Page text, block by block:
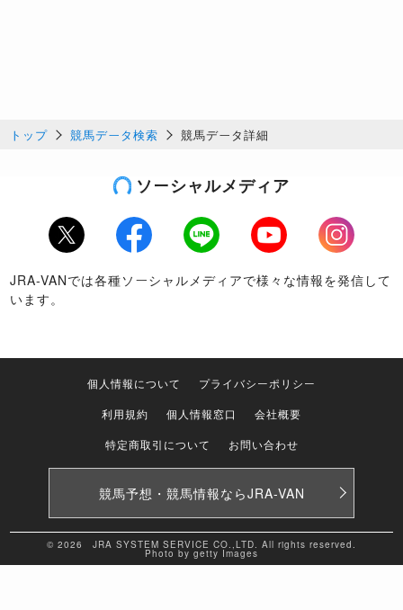
トップ 競馬データ検索 競馬データ詳細
ソーシャルメディア
Twitter Facebook LINE Youtube
Instagram
JRA-VANでは各種ソーシャルメディアで様々な情報を発信して
います。
個人情報について
プライバシーポリシー
利用規約
個人情報窓口
会社概要
特定商取引について
お問い合わせ
競馬予想・競馬情報ならJRA-VAN
© 2026 JRA SYSTEM SERVICE CO.,LTD. All rights reserved.
Photo by getty Images